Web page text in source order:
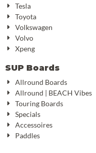
Tesla
Toyota
Volkswagen
Volvo
Xpeng
SUP Boards
Allround Boards
Allround | BEACH Vibes
Touring Boards
Specials
Accessoires
Paddles